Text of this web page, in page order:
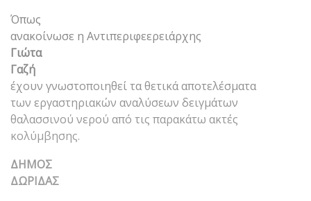
Όπως
ανακοίνωσε η Αντιπεριφεερειάρχης
Γιώτα
Γαζή
έχουν γνωστοποιηθεί τα θετικά αποτελέσματα
των εργαστηριακών αναλύσεων δειγμάτων
θαλασσινού νερού από τις παρακάτω ακτές
κολύμβησης.
ΔΗΜΟΣ
ΔΩΡΙΔΑΣ